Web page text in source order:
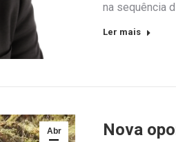
na sequência
Ler mais
Abr
Nova